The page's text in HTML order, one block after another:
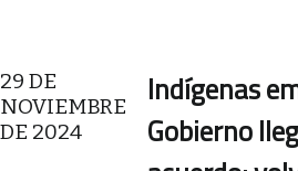
29 DE
NOVIEMBRE
DE 2024
Indígenas
Gobierno